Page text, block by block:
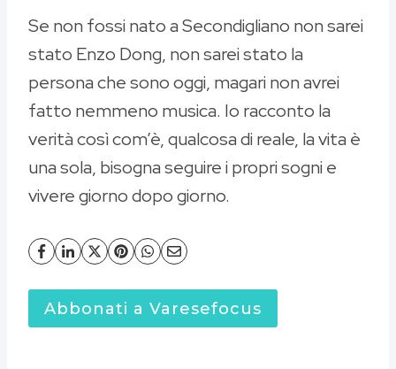
Se non fossi nato a Secondigliano non sarei
stato Enzo Dong, non sarei stato la
persona che sono oggi, magari non avrei
fatto nemmeno musica. Io racconto la
verità così com’è, qualcosa di reale, la vita è
una sola, bisogna seguire i propri sogni e
vivere giorno dopo giorno.
Abbonati a Varesefocus